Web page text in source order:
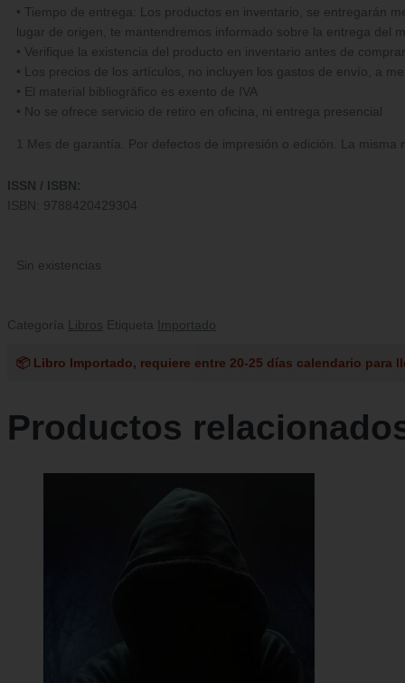
• Tiempo de entrega: Los productos en inventario, se entregarán
lugar de origen, te mantendremos informado sobre la entrega del
• Verifique la existencia del producto en inventario antes de comprar
• Los precios de los artículos, no incluyen los gastos de envío, a
• El material bibliográfico es exento de IVA
• No se ofrece servicio de retiro en oficina, ni entrega presencial
1 Mes de garantía. Por defectos de impresión o edición. La
ISSN / ISBN:
ISBN: 9788420429304
Sin existencias
Categoría Libros Etiqueta Importado
📦 Libro Importado, requiere entre 20-25 días calendario para
Productos